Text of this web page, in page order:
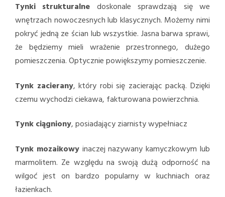
Tynki strukturalne doskonale sprawdzają się we
wnętrzach nowoczesnych lub klasycznych. Możemy nimi
pokryć jedną ze ścian lub wszystkie. Jasna barwa sprawi,
że będziemy mieli wrażenie przestronnego, dużego
pomieszczenia. Optycznie powiększymy pomieszczenie.
Tynk zacierany, który robi się zacierając packą. Dzięki
czemu wychodzi ciekawa, fakturowana powierzchnia.
Tynk ciągniony, posiadający ziarnisty wypełniacz
Tynk mozaikowyinaczej nazywany kamyczkowym lub
marmolitem. Ze względu na swoją dużą odporność na
wilgoć jest on bardzo popularny w kuchniach oraz
łazienkach.